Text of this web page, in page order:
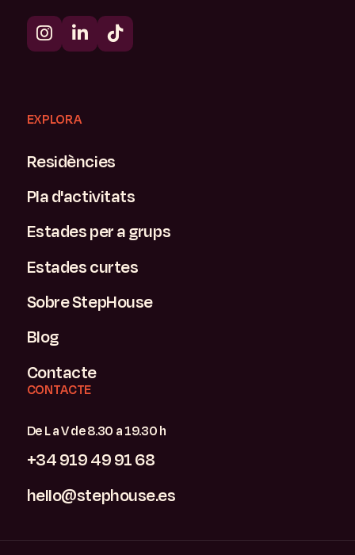
EXPLORA
Residències
Pla d'activitats
Estades per a grups
Estades curtes
Sobre StepHouse
Blog
Contacte
CONTACTE
De L a V de 8.30 a 19.30 h
+34 919 49 91 68
hello@stephouse.es